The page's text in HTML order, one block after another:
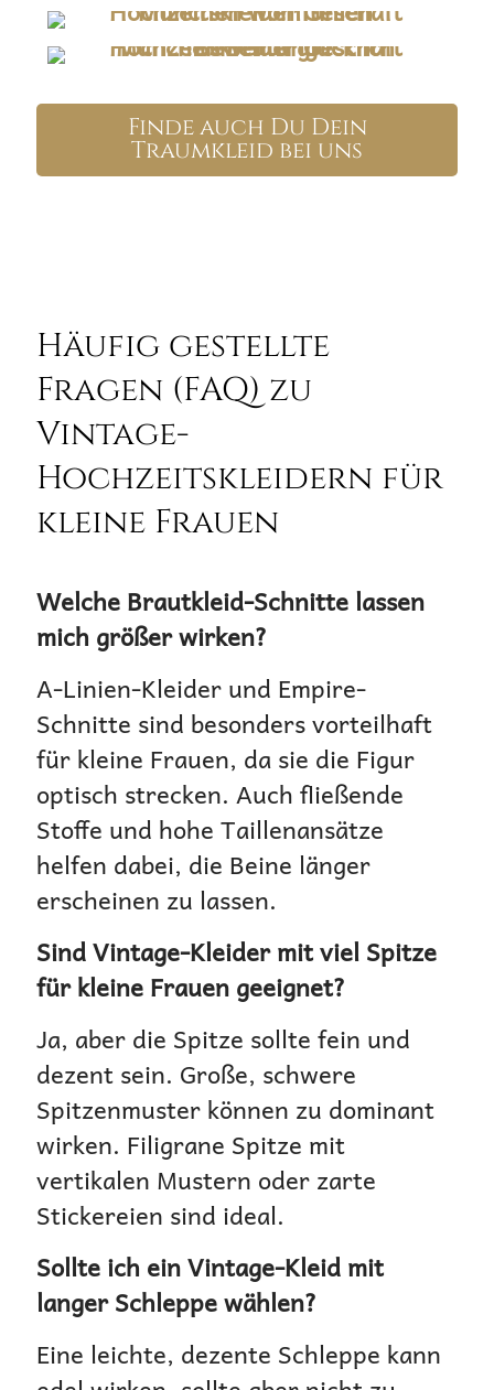
Finde auch Du Dein
Traumkleid bei uns
Häufig gestellte
Fragen (FAQ) zu
Vintage-
Hochzeitskleidern für
kleine Frauen
Welche Brautkleid-Schnitte lassen
mich größer wirken?
A-Linien-Kleider und Empire-
Schnitte sind besonders vorteilhaft
für kleine Frauen, da sie die Figur
optisch strecken. Auch fließende
Stoffe und hohe Taillenansätze
helfen dabei, die Beine länger
erscheinen zu lassen.
Sind Vintage-Kleider mit viel Spitze
für kleine Frauen geeignet?
Ja, aber die Spitze sollte fein und
dezent sein. Große, schwere
Spitzenmuster können zu dominant
wirken. Filigrane Spitze mit
vertikalen Mustern oder zarte
Stickereien sind ideal.
Sollte ich ein Vintage-Kleid mit
langer Schleppe wählen?
Eine leichte, dezente Schleppe kann